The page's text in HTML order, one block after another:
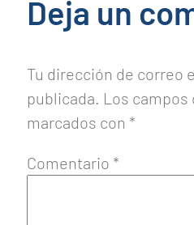
Deja un
Tu dirección de correo
publicada. Los
marcados con *
Comentario *